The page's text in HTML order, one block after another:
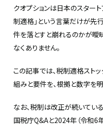
クオプションは日本のスター
制適格」という言葉だけが先
件を落とすと崩れるのかが曖
なくありません。
この記事では、税制適格スト
組みと要件を、根拠と数字を
なお、税制は改正が続いてい
国税庁Q&Aと2024年（令和6